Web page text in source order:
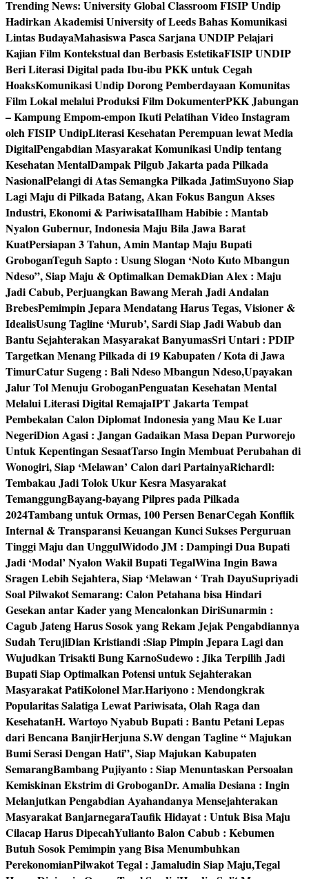
Trending News: University Global Classroom FISIP Undip
Hadirkan Akademisi University of Leeds Bahas Komunikasi
Lintas BudayaMahasiswa Pasca Sarjana UNDIP Pelajari
Kajian Film Kontekstual dan Berbasis EstetikaFISIP UNDIP
Beri Literasi Digital pada Ibu-ibu PKK untuk Cegah
HoaksKomunikasi Undip Dorong Pemberdayaan Komunitas
Film Lokal melalui Produksi Film DokumenterPKK Jabungan
– Kampung Empom-empon Ikuti Pelatihan Video Instagram
oleh FISIP UndipLiterasi Kesehatan Perempuan lewat Media
DigitalPengabdian Masyarakat Komunikasi Undip tentang
Kesehatan MentalDampak Pilgub Jakarta pada Pilkada
NasionalPelangi di Atas Semangka Pilkada JatimSuyono Siap
Lagi Maju di Pilkada Batang, Akan Fokus Bangun Akses
Industri, Ekonomi & PariwisataIlham Habibie : Mantab
Nyalon Gubernur, Indonesia Maju Bila Jawa Barat
KuatPersiapan 3 Tahun, Amin Mantap Maju Bupati
GroboganTeguh Sapto : Usung Slogan ‘Noto Kuto Mbangun
Ndeso”, Siap Maju & Optimalkan DemakDian Alex : Maju
Jadi Cabub, Perjuangkan Bawang Merah Jadi Andalan
BrebesPemimpin Jepara Mendatang Harus Tegas, Visioner &
IdealisUsung Tagline ‘Murub’, Sardi Siap Jadi Wabub dan
Bantu Sejahterakan Masyarakat BanyumasSri Untari : PDIP
Targetkan Menang Pilkada di 19 Kabupaten / Kota di Jawa
TimurCatur Sugeng : Bali Ndeso Mbangun Ndeso,Upayakan
Jalur Tol Menuju GroboganPenguatan Kesehatan Mental
Melalui Literasi Digital RemajaIPT Jakarta Tempat
Pembekalan Calon Diplomat Indonesia yang Mau Ke Luar
NegeriDion Agasi : Jangan Gadaikan Masa Depan Purworejo
Untuk Kepentingan SesaatTarso Ingin Membuat Perubahan di
Wonogiri, Siap ‘Melawan’ Calon dari PartainyaRichardl:
Tembakau Jadi Tolok Ukur Kesra Masyarakat
TemanggungBayang-bayang Pilpres pada Pilkada
2024Tambang untuk Ormas, 100 Persen BenarCegah Konflik
Internal & Transparansi Keuangan Kunci Sukses Perguruan
Tinggi Maju dan UnggulWidodo JM : Dampingi Dua Bupati
Jadi ‘Modal’ Nyalon Wakil Bupati TegalWina Ingin Bawa
Sragen Lebih Sejahtera, Siap ‘Melawan ‘ Trah DayuSupriyadi
Soal Pilwakot Semarang: Calon Petahana bisa Hindari
Gesekan antar Kader yang Mencalonkan DiriSunarmin :
Cagub Jateng Harus Sosok yang Rekam Jejak Pengabdiannya
Sudah TerujiDian Kristiandi :Siap Pimpin Jepara Lagi dan
Wujudkan Trisakti Bung KarnoSudewo : Jika Terpilih Jadi
Bupati Siap Optimalkan Potensi untuk Sejahterakan
Masyarakat PatiKolonel Mar.Hariyono : Mendongkrak
Popularitas Salatiga Lewat Pariwisata, Olah Raga dan
KesehatanH. Wartoyo Nyabub Bupati : Bantu Petani Lepas
dari Bencana BanjirHerjuna S.W dengan Tagline “ Majukan
Bumi Serasi Dengan Hati”, Siap Majukan Kabupaten
SemarangBambang Pujiyanto : Siap Menuntaskan Persoalan
Kemiskinan Ekstrim di GroboganDr. Amalia Desiana : Ingin
Melanjutkan Pengabdian Ayahandanya Mensejahterakan
Masyarakat BanjarnegaraTaufik Hidayat : Untuk Bisa Maju
Cilacap Harus DipecahYulianto Balon Cabub : Kebumen
Butuh Sosok Pemimpin yang Bisa Menumbuhkan
PerekonomianPilwakot Tegal : Jamaludin Siap Maju,Tegal